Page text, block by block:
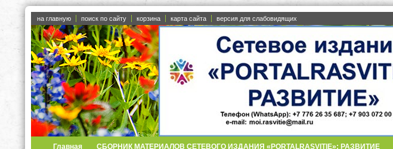
на главную поиск по сайту корзина карта сайта версия для слабовидящих
Главная СБОРНИК МАТЕРИАЛОВ СЕТЕВОГО ИЗДАНИЯ «PORTALRASVITIE»: РАЗВИТИЕ